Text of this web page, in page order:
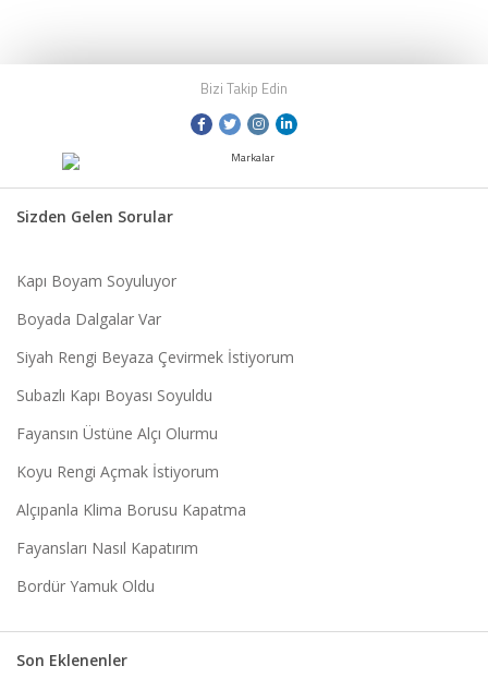
Bizi Takip Edin
Sizden Gelen Sorular
Kapı Boyam Soyuluyor
Boyada Dalgalar Var
Siyah Rengi Beyaza Çevirmek İstiyorum
Subazlı Kapı Boyası Soyuldu
Fayansın Üstüne Alçı Olurmu
Koyu Rengi Açmak İstiyorum
Alçıpanla Klima Borusu Kapatma
Fayansları Nasıl Kapatırım
Bordür Yamuk Oldu
Son Eklenenler